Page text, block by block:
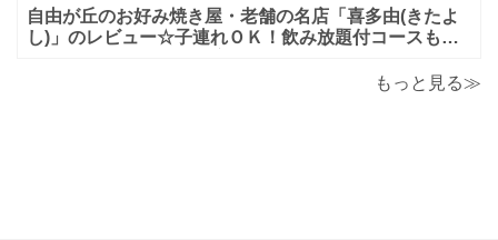
自由が丘のお好み焼き屋・老舗の名店「喜多由(きたよ
し)」のレビュー☆子連れＯＫ！飲み放題付コースも！
もっと見る≫